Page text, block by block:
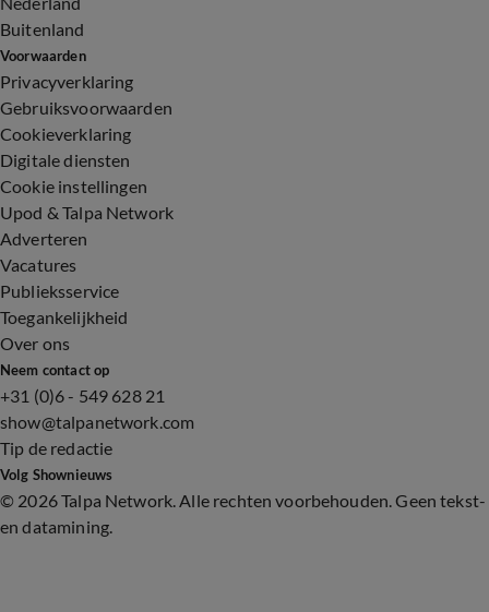
Buitenland
Voorwaarden
Privacyverklaring
Gebruiksvoorwaarden
Cookieverklaring
Digitale diensten
Cookie instellingen
Upod & Talpa Network
Adverteren
Vacatures
Publieksservice
Toegankelijkheid
Over ons
Neem contact op
+31 (0)6 - 549 628 21
show@talpanetwork.com
Tip de redactie
Volg Shownieuws
© 2026 Talpa Network. Alle rechten voorbehouden. Geen tekst-
en datamining.